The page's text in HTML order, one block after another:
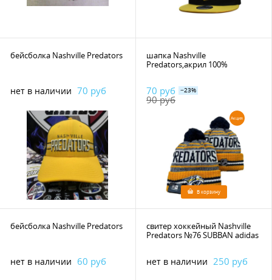
бейсболка Nashville Predators
нет в наличии 70 руб
шапка Nashville
Predators,акрил 100%
70 руб
90 руб
−23%
Акция
В корзину
бейсболка Nashville Predators
нет в наличии 60 руб
свитер хоккейный Nashville
Predators №76 SUBBAN adidas
нет в наличии 250 руб